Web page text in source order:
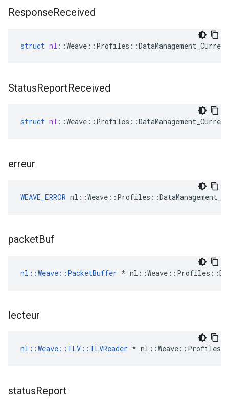
ResponseReceived
struct nl ::Weave :: Profiles ::DataManagement_Current
StatusReportReceived
struct nl ::Weave :: Profiles ::DataManagement_Current
erreur
WEAVE_ERROR
packetBuf
nl::Weave::PacketBuffer *
lecteur
nl::Weave::TLV::TLVReader *
statusReport